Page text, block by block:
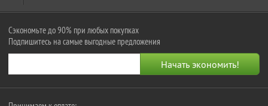
Сэкономьте до 90% при любых покупках
Подпишитесь на самые выгодные предложения